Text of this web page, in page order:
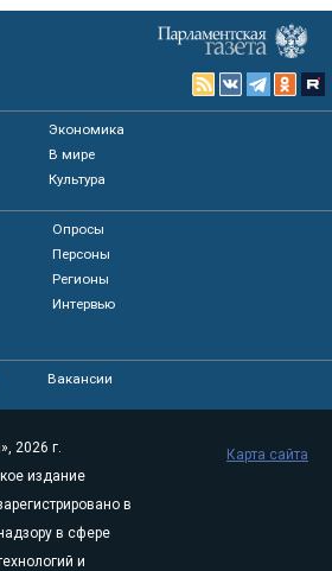
Экономика
В мире
Культура
Опросы
Персоны
Регионы
Интервью
Вакансии
2026 г.
издание
в
в сфере
и
Карта сайта